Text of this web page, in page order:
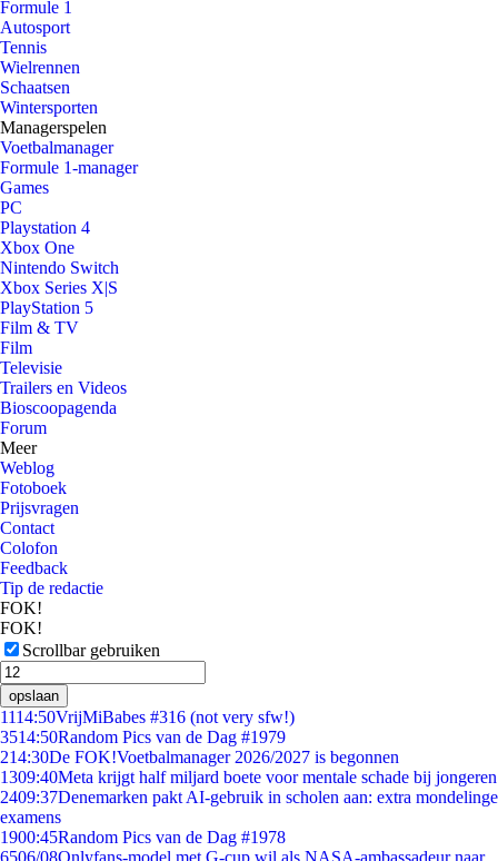
Formule 1
Autosport
Tennis
Wielrennen
Schaatsen
Wintersporten
Managerspelen
Voetbalmanager
Formule 1-manager
Games
PC
Playstation 4
Xbox One
Nintendo Switch
Xbox Series X|S
PlayStation 5
Film & TV
Film
Televisie
Trailers en Videos
Bioscoopagenda
Forum
Meer
Weblog
Fotoboek
Prijsvragen
Contact
Colofon
Feedback
Tip de redactie
FOK!
FOK!
Scrollbar gebruiken
opslaan
1114:50VrijMiBabes #316 (not very sfw!)
3514:50Random Pics van de Dag #1979
214:30De FOK!Voetbalmanager 2026/2027 is begonnen
1309:40Meta krijgt half miljard boete voor mentale schade bij jongeren
2409:37Denemarken pakt AI-gebruik in scholen aan: extra mondelinge
examens
1900:45Random Pics van de Dag #1978
6506/08Onlyfans-model met G-cup wil als NASA-ambassadeur naar